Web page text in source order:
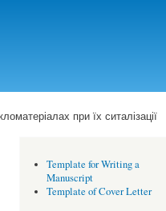
при їх ситалізації
Template for Writing a
Manuscript
Template of Cover Letter